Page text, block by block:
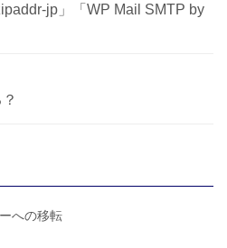
jp」「WP Mail SMTP by
への移転